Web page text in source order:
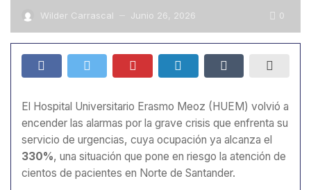
Wilder Carrascal — Junio 26, 2026 0
El Hospital Universitario Erasmo Meoz (HUEM) volvió a
encender las alarmas por la grave crisis que enfrenta su
servicio de urgencias, cuya ocupación ya alcanza el
330%, una situación que pone en riesgo la atención de
cientos de pacientes en Norte de Santander.